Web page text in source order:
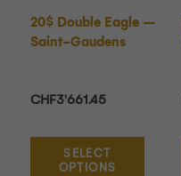
20$ Double Eagle –
Saint-Gaudens
CHF3'661.45
SELECT
OPTIONS